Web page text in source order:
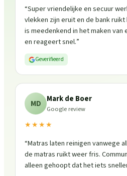
“Super vriendelijke en secuur
vlekken zijn eruit en de bank
is meedenkend in het maken
en reageert snel.”
Geverifieerd
MD Mark de Boer
Google review
★★★★
“Matras laten reinigen vanwege
de matras ruikt weer fris.
alleen gehoopt dat het iets